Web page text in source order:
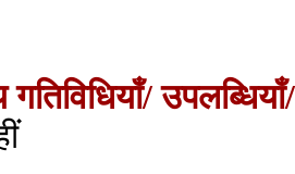
उपलब्धियाँ/